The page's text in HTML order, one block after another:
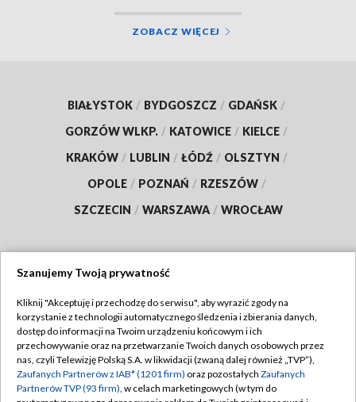
ZOBACZ WIĘCEJ
BIAŁYSTOK / BYDGOSZCZ / GDAŃSK /
GORZÓW WLKP. / KATOWICE / KIELCE /
KRAKÓW / LUBLIN / ŁÓDŹ / OLSZTYN /
OPOLE / POZNAŃ / RZESZÓW /
SZCZECIN / WARSZAWA / WROCŁAW
TVP
Abonament TVP
Emisja w TVP
Centrum informacji TVP
Regulamin TVP
Polityka prywatności
Szanujemy Twoją prywatność
Kliknij "Akceptuję i przechodzę do serwisu", aby wyrazić zgody na
korzystanie z technologii automatycznego śledzenia i zbierania danych,
dostęp do informacji na Twoim urządzeniu końcowym i ich
przechowywanie oraz na przetwarzanie Twoich danych osobowych przez
nas, czyli Telewizję Polską S.A. w likwidacji (zwaną dalej również „TVP”),
Zaufanych Partnerów z IAB* (1201 firm) oraz pozostałych Zaufanych
Partnerów TVP (93 firm), w celach marketingowych (w tym do